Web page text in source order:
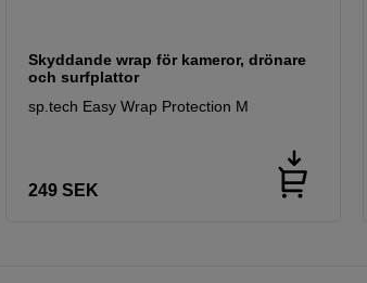
Skyddande wrap för kameror, drönare
och surfplattor
sp.tech Easy Wrap Protection M
249 SEK